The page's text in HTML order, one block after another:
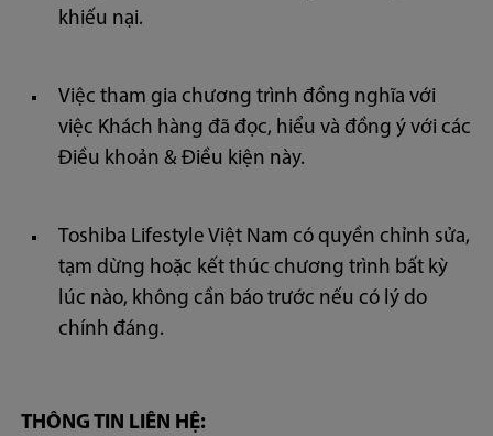
khiếu nại.
Việc tham gia chương trình đồng nghĩa với
việc Khách hàng đã đọc, hiểu và đồng ý với các
Điều khoản & Điều kiện này.
Toshiba Lifestyle Việt Nam có quyền chỉnh sửa,
tạm dừng hoặc kết thúc chương trình bất kỳ
lúc nào, không cần báo trước nếu có lý do
chính đáng.
THÔNG TIN LIÊN HỆ: